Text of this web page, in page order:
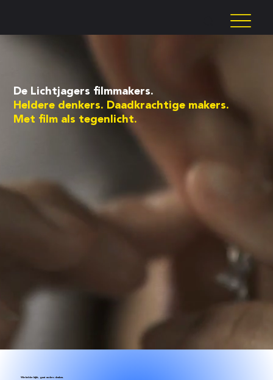
De Lichtjagers filmmakers.
Heldere denkers. Daadkrachtige makers.
Met film als tegenlicht.
Wie helder kijkt, gaat anders denken.